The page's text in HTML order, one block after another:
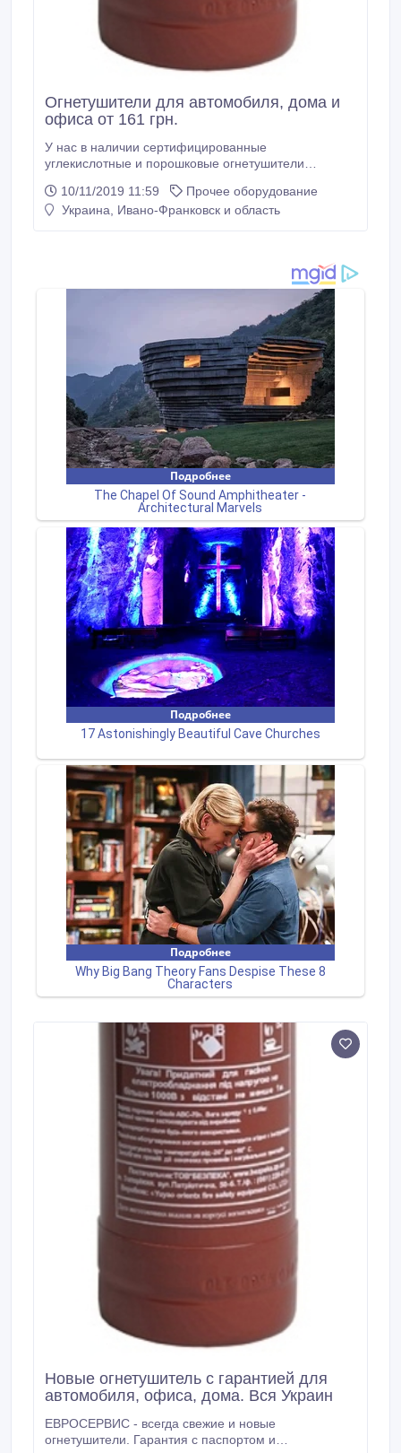
Огнетушители для автомобиля, дома и
офиса от 161 грн.
У нас в наличии сертифицированные
углекислотные и порошковые огнетушители
ценам. ЕВРОСЕРВИС - всегда свежие, новые
огнетушители, с гарантией, паспортом и
вашей пожарной безопасности на сайте euroservis.
10/11/2019 11:59
Прочее оборудование
Украина, Ивано-Франковск и область
Новые огнетушитель с гарантией для
автомобиля, офиса, дома. Вся Украин
ЕВРОСЕРВИС - всегда свежие и новые
огнетушители. Гарантия с паспортом и